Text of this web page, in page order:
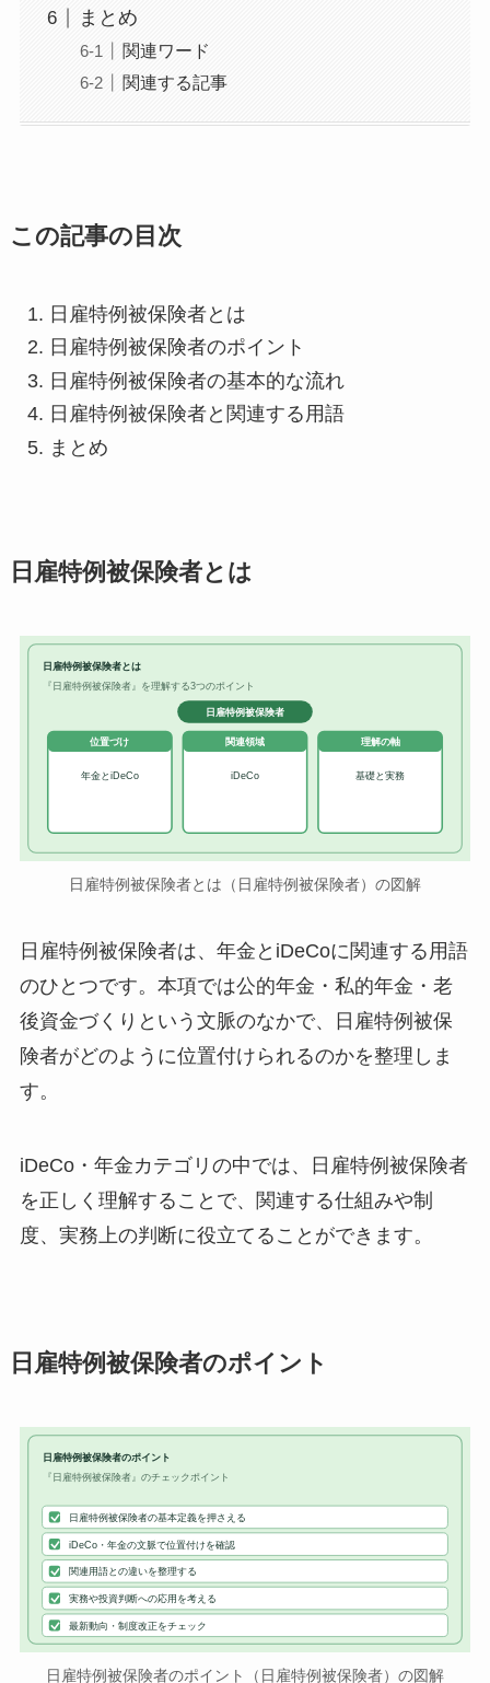
まとめ
関連ワード
関連する記事
この記事の目次
日雇特例被保険者とは
日雇特例被保険者のポイント
日雇特例被保険者の基本的な流れ
日雇特例被保険者と関連する用語
まとめ
日雇特例被保険者とは
日雇特例被保険者とは
『日雇特例被保険者』を理解する3つのポイント
日雇特例被保険者
位置づけ
年金とiDeCo
関連領域
iDeCo
理解の軸
基礎と実務
日雇特例被保険者とは（日雇特例被保険者）の図解
日雇特例被保険者は、年金とiDeCoに関連する用語
のひとつです。本項では公的年金・私的年金・老
後資金づくりという文脈のなかで、日雇特例被保
険者がどのように位置付けられるのかを整理しま
す。
iDeCo・年金カテゴリの中では、日雇特例被保険者
を正しく理解することで、関連する仕組みや制
度、実務上の判断に役立てることができます。
日雇特例被保険者のポイント
日雇特例被保険者のポイント
『日雇特例被保険者』のチェックポイント
日雇特例被保険者の基本定義を押さえる
iDeCo・年金の文脈で位置付けを確認
関連用語との違いを整理する
実務や投資判断への応用を考える
最新動向・制度改正をチェック
日雇特例被保険者のポイント（日雇特例被保険者）の図解